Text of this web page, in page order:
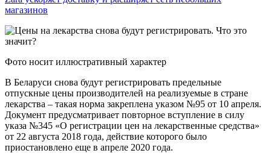
магазинов
Фото носит иллюстративный характер
В Беларуси снова будут регистрировать предельные
отпускные цены производителей на реализуемые в стране
лекарства – такая норма закреплена указом №95 от 10 апреля.
Документ предусматривает повторное вступление в силу
указа №345 «О регистрации цен на лекарственные средства»
от 22 августа 2018 года, действие которого было
приостановлено еще в апреле 2020 года.